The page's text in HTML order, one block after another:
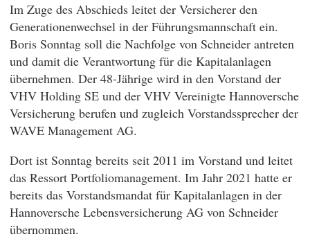
Im Zuge des Abschieds leitet der Versicherer den
Generationenwechsel in der Führungsmannschaft ein.
Boris Sonntag soll die Nachfolge von Schneider antreten
und damit die Verantwortung für die Kapitalanlagen
übernehmen. Der 48-Jährige wird in den Vorstand der
VHV Holding SE und der VHV Vereinigte Hannoversche
Versicherung berufen und zugleich Vorstandssprecher der
WAVE Management AG.
Dort ist Sonntag bereits seit 2011 im Vorstand und leitet
das Ressort Portfoliomanagement. Im Jahr 2021 hatte er
bereits das Vorstandsmandat für Kapitalanlagen in der
Hannoversche Lebensversicherung AG von Schneider
übernommen.